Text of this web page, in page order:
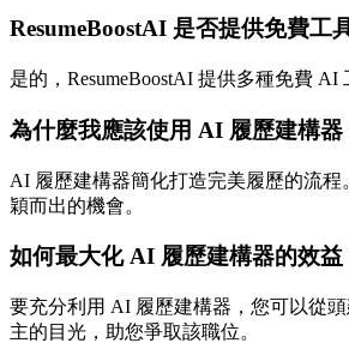
ResumeBoostAI 是否提供免費工
是的，ResumeBoostAI 提供多種免費
為什麼我應該使用 AI 履歷建構器
AI 履歷建構器簡化打造完美履歷的流
穎而出的機會。
如何最大化 AI 履歷建構器的效益
要充分利用 AI 履歷建構器，您可以從
主的目光，助您爭取該職位。